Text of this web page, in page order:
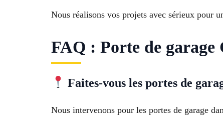
Nous réalisons vos projets avec sérieux pour
FAQ : Porte de garage
Faites-vous les portes de
Nous intervenons pour les portes de garage